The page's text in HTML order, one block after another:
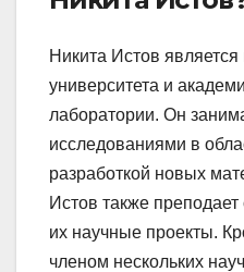
Никита Истов
университета и
лаборатории. Он
исследованиями в
разработкой новых
Истов также
их научные проекты.
членом нескольких